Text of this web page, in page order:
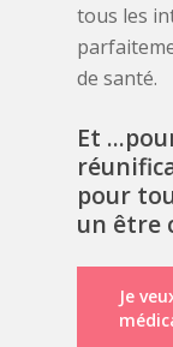
tous les
de santé.
Et
pour
un être
Je